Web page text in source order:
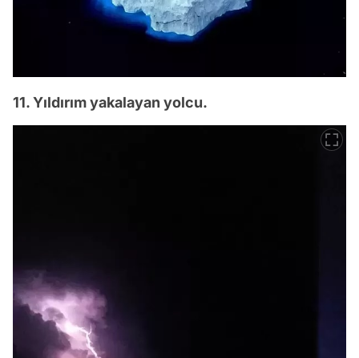
11. Yıldırım yakalayan yolcu.